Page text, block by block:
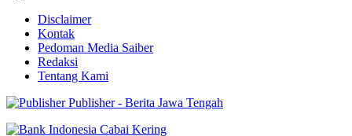
Disclaimer
Kontak
Pedoman Media Saiber
Redaksi
Tentang Kami
Publisher - Berita Jawa Tengah